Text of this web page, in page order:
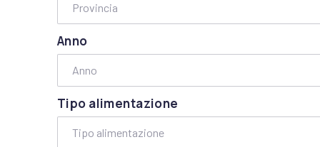
Anno
Tipo alimentazione